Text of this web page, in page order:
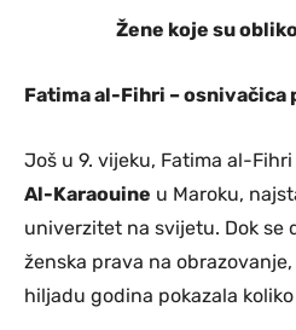
Žene koje su
Fatima al-Fihri –
Još u 9. vijeku, Fatima al-
Al-Karaouine u Maroku,
univerzitet na svijetu. Dok se
ženska prava na
hiljadu godina pokazala